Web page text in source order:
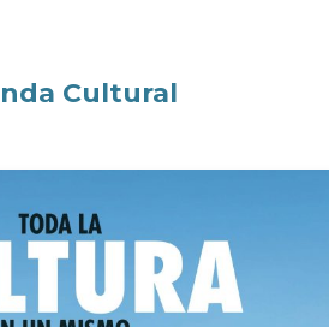
Cultural